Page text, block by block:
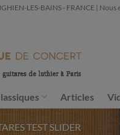
LES-BAINS - FRANCE |
Articles
TEST SLIDER